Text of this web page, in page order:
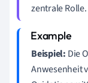
zentrale Rolle.
Beispiel: Die
Anwesenheit